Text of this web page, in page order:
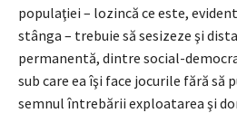
populaţiei – lozincă ce este,
stânga – trebuie să sesizeze şi
permanentă, dintre social-
sub care ea îşi face jocurile fără să
semnul întrebării exploatarea şi